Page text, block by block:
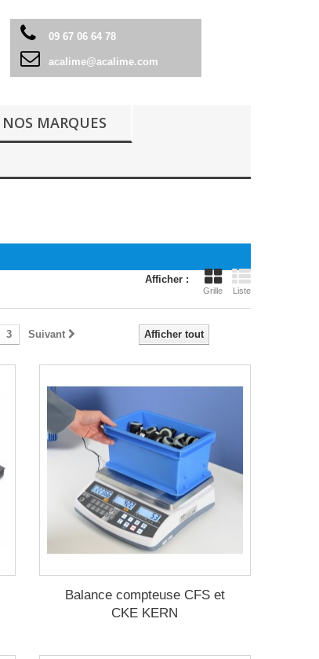
09 67 06 64 78
acalime@acalime.com
NOS MARQUES
Afficher :
Grille Liste
Afficher tout
3 Suivant
Balance compteuse CFS et
CKE KERN